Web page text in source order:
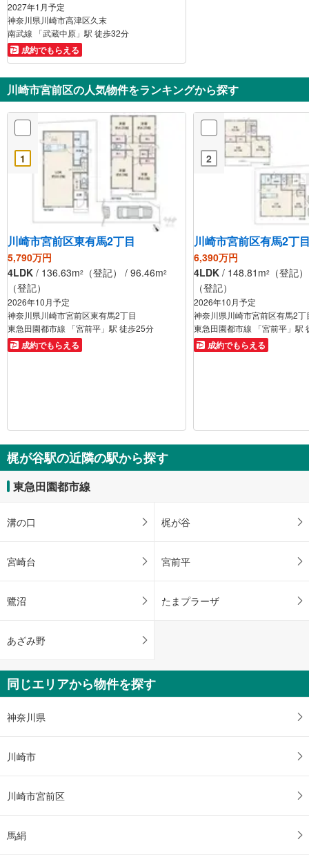
2027年1月予定
神奈川県川崎市高津区久末
南武線 「武蔵中原」駅 徒歩32分
成約でもらえる
川崎市宮前区の人気物件をランキングから探す
1
川崎市宮前区東有馬2丁目
5,790万円
4LDK / 136.63m2 （登記） / 96.46m2
（登記）
2026年10月予定
神奈川県川崎市宮前区東有馬2丁目
東急田園都市線 「宮前平」駅 徒歩25分
成約でもらえる
2
川崎市宮前区有馬2丁
6,390万円
4LDK / 148.81m2
（登記
（登記）
2026年10月予定
神奈川県川崎市宮前区有馬2丁
東急田園都市線 「宮前平」駅
成約でもらえる
梶が谷駅の近隣の駅から探す
東急田園都市線
溝の口 梶が谷
宮崎台 宮前平
鷺沼 たまプラーザ
あざみ野
同じエリアから物件を探す
神奈川県
川崎市
川崎市宮前区
馬絹